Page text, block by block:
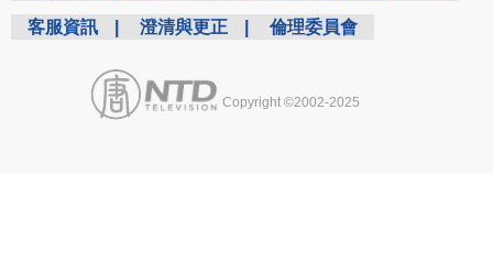
客服資訊 澄清與更正 倫理委員會
Copyright ©2002-2025